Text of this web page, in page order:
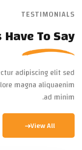
TESTIMONIALS
To Say
adipiscing elit sed
magna aliquaenim
ad minim.
View All